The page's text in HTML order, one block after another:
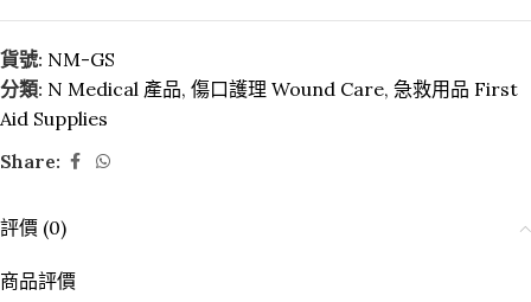
貨號: NM-GS
分類: N Medical 產品, 傷口護理 Wound Care, 急救用品 First
Aid Supplies
Share:
評價 (0)
商品評價